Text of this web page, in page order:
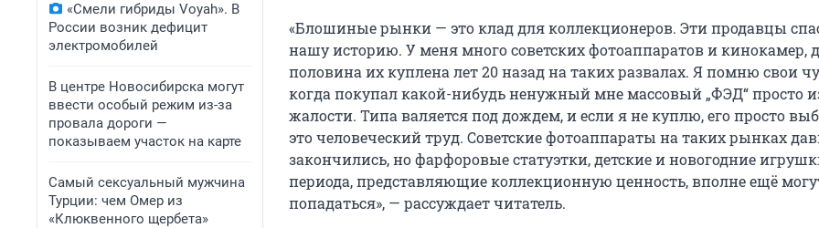
«Смели гибриды Voyah». В
России возник дефицит
электромобилей
В центре Новосибирска могут
ввести особый режим из-за
провала дороги —
показываем участок на карте
Самый сексуальный мужчина
Турции: чем Омер из
«Клюквенного щербета»
«Блошиные рынки — это клад для коллекционеров. Эти продавцы
нашу историю. У меня много советских фотоаппаратов и кинокамер,
половина их куплена лет 20 назад на таких развалах. Я помню свои
когда покупал какой-нибудь ненужный мне массовый „ФЭД“ просто
жалости. Типа валяется под дождем, и если я не куплю, его просто
это человеческий труд. Советские фотоаппараты на таких рынках
закончились, но фарфоровые статуэтки, детские и новогодние
периода, представляющие коллекционную ценность, вполне ещё
попадаться», — рассуждает читатель.